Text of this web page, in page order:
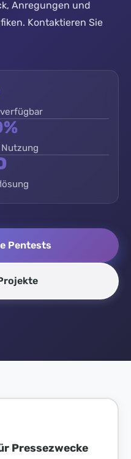
Anregungen und
Kontaktieren Sie
Pentests
Pressezwecke